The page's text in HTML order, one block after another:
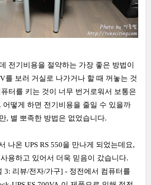
전기비용을 절약하는 가장 좋은 방법이
를 보러 거실로 나가거나 할 때 꺼놓는 것
터를 키는 것이 너무 번거로워서 보통은
어떻게 하면 전기비용을 줄일 수 있을까
, 별 뽀족한 방법은 없었습니다.
나온 UPS RS 550을 만나게 되었는데요,
용하고 있어서 더욱 믿음이 갔습니다.
3: 리뷰/전자/가구] - 정전에서 컴퓨터를